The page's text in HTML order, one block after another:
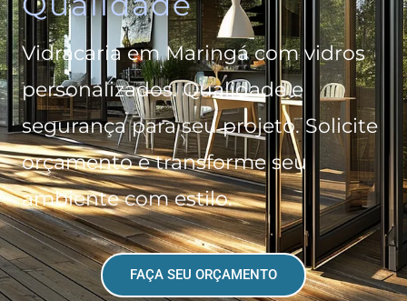
Vidracaria em Maringá com vidros
personalizados. Qualidade e
segurança para seu projeto. Solicite
orçamento e transforme seu
ambiente com estilo.
FAÇA SEU ORÇAMENTO